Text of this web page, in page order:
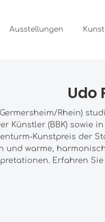
Ausstellungen
Udo
Germersheim/Rhein)
Künstler (BBK) sowie
Kunstpreis der
und warme,
Erfahren